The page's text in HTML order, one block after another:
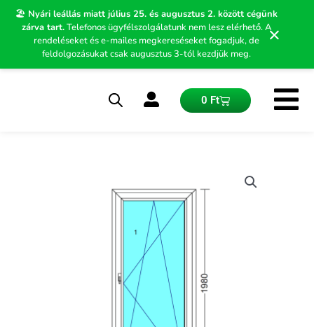
🏖️ Nyári leállás miatt július 25. és augusztus 2. között cégünk
zárva tart.Telefonos ügyfélszolgálatunk nem lesz elérhető. A
rendeléseket és e-mailes megkereséseket fogadjuk, de
feldolgozásukat csak augusztus 3-tól kezdjük meg.
×
Skip
0 FtKosár